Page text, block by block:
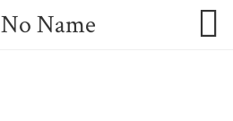
No Name 